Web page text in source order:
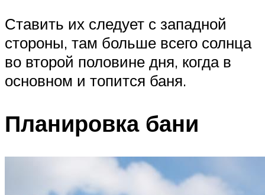
Ставить их следует с западной
стороны, там больше всего солнца
во второй половине дня, когда в
основном и топится баня.
Планировка бани